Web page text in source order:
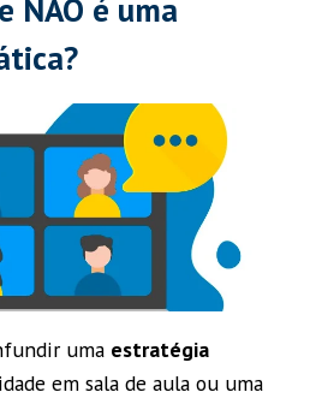
NÃO é uma
uma estratégia
em sala de aula ou uma